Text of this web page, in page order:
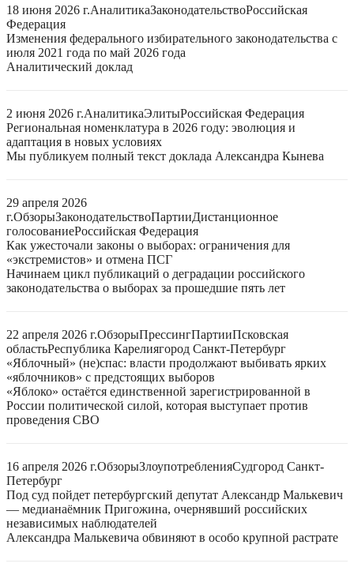
18 июня 2026 г.АналитикаЗаконодательствоРоссийская
Федерация
Изменения федерального избирательного законодательства с
июля 2021 года по май 2026 года
Аналитический доклад
2 июня 2026 г.АналитикаЭлитыРоссийская Федерация
Региональная номенклатура в 2026 году: эволюция и
адаптация в новых условиях
Мы публикуем полный текст доклада Александра Кынева
29 апреля 2026
г.ОбзорыЗаконодательствоПартииДистанционное
голосованиеРоссийская Федерация
Как ужесточали законы о выборах: ограничения для
«экстремистов» и отмена ПСГ
Начинаем цикл публикаций о деградации российского
законодательства о выборах за прошедшие пять лет
22 апреля 2026 г.ОбзорыПрессингПартииПсковская
областьРеспублика Карелиягород Санкт-Петербург
«Яблочный» (не)спас: власти продолжают выбивать ярких
«яблочников» с предстоящих выборов
«Яблоко» остаётся единственной зарегистрированной в
России политической силой, которая выступает против
проведения СВО
16 апреля 2026 г.ОбзорыЗлоупотребленияСудгород Санкт-
Петербург
Под суд пойдет петербургский депутат Александр Малькевич
— медианаёмник Пригожина, очернявший российских
независимых наблюдателей
Александра Малькевича обвиняют в особо крупной растрате